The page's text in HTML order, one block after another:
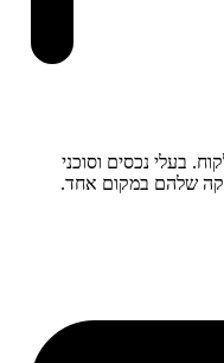
בעלי נכסים וסוכני
שלהם במקום אחד.